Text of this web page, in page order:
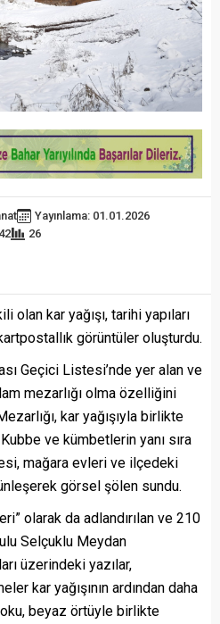
Yayınlama: 01.01.2026
26
olan kar yağışı, tarihi yapıları
görüntüler oluşturdu.
Geçici Listesi’nde yer alan ve
mezarlığı olma özelliğini
kar yağışıyla birlikte
ve kümbetlerin yanı sıra
mağara evleri ve ilçedeki
görsel şölen sundu.
olarak da adlandırılan ve 210
Selçuklu Meydan
üzerindeki yazılar,
kar yağışının ardından daha
beyaz örtüyle birlikte